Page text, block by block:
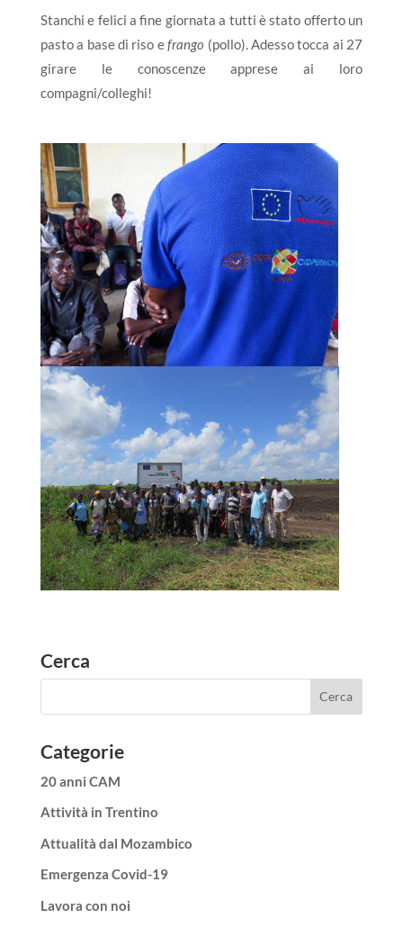
Stanchi e felici a fine giornata a tutti è stato offerto un
pasto a base di riso efrango (pollo). Adesso tocca ai 27
girare le conoscenze apprese ai loro
compagni/colleghi!
Cerca
Categorie
20 anni CAM
Attività in Trentino
Attualità dal Mozambico
Emergenza Covid-19
Lavora con noi